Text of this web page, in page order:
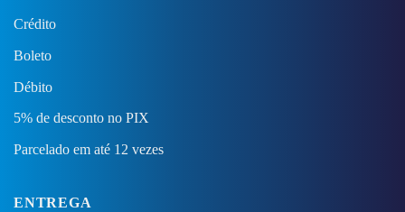
Crédito
Boleto
Débito
5% de desconto no PIX
Parcelado em até 12 vezes
ENTREGA